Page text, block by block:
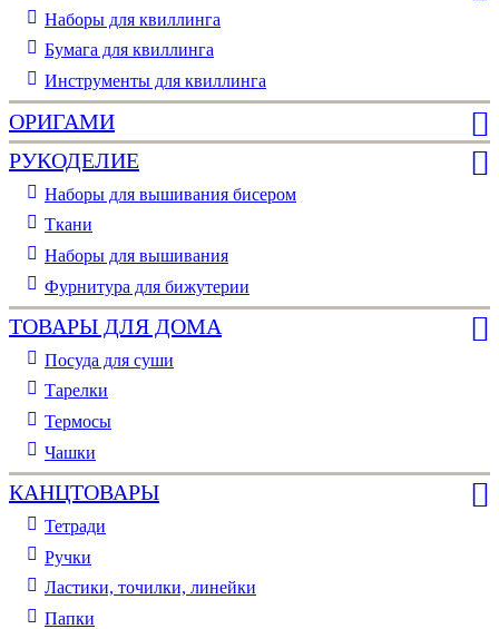
Наборы для квиллинга
Бумага для квиллинга
Инструменты для квиллинга
ОРИГАМИ
РУКОДЕЛИЕ
Наборы для вышивания бисером
Ткани
Наборы для вышивания
Фурнитура для бижутерии
ТОВАРЫ ДЛЯ ДОМА
Посуда для суши
Тарелки
Термосы
Чашки
КАНЦТОВАРЫ
Тетради
Ручки
Ластики, точилки, линейки
Папки